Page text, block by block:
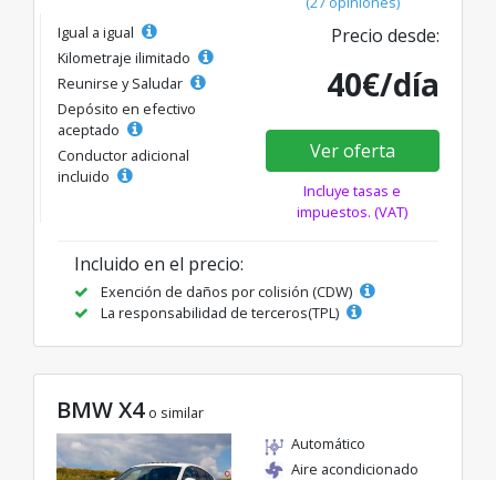
Igual a igual
Kilometraje ilimitado
Reunirse y Saludar
Depósito en efectivo
aceptado
Conductor adicional
incluido
Precio desde:
40€/día
Ver oferta
Incluye tasas e
impuestos. (VAT)
Incluido en el precio:
Exención de daños por colisión (CDW)
La responsabilidad de terceros(TPL)
BMW X4 o similar
Automático
Aire acondicionado